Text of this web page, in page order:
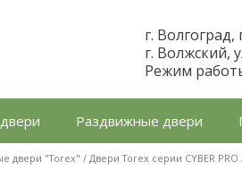
г.
г. Волжский,
Режим
Раздвижные двери
двери "Torex" / Двери Torex серии CYBER PRO